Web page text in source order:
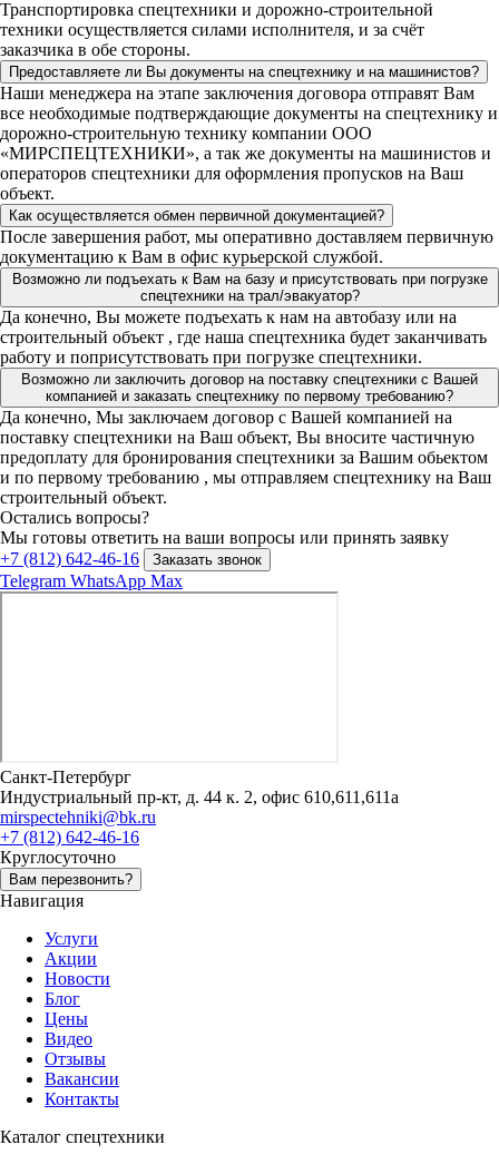
Транспортировка спецтехники и дорожно-строительной
техники осуществляется силами исполнителя, и за счёт
заказчика в обе стороны.
Предоставляете ли Вы документы на спецтехнику и на машинистов?
Наши менеджера на этапе заключения договора отправят Вам
все необходимые подтверждающие документы на спецтехнику и
дорожно-строительную технику компании ООО
«МИРСПЕЦТЕХНИКИ», а так же документы на машинистов и
операторов спецтехники для оформления пропусков на Ваш
объект.
Как осуществляется обмен первичной документацией?
После завершения работ, мы оперативно доставляем первичную
документацию к Вам в офис курьерской службой.
Возможно ли подъехать к Вам на базу и присутствовать при погрузке
спецтехники на трал/эвакуатор?
Да конечно, Вы можете подъехать к нам на автобазу или на
строительный объект , где наша спецтехника будет заканчивать
работу и поприсутствовать при погрузке спецтехники.
Возможно ли заключить договор на поставку спецтехники с Вашей
компанией и заказать спецтехнику по первому требованию?
Да конечно, Мы заключаем договор с Вашей компанией на
поставку спецтехники на Ваш объект, Вы вносите частичную
предоплату для бронирования спецтехники за Вашим обьектом
и по первому требованию , мы отправляем спецтехнику на Ваш
строительный объект.
Остались вопросы?
Мы готовы ответить на ваши вопросы или принять заявку
+7 (812) 642-46-16
Заказать звонок
Telegram WhatsApp Max
Санкт-Петербург
Индустриальный пр-кт, д. 44 к. 2, офис 610,611,611а
mirspectehniki@bk.ru
+7 (812) 642-46-16
Круглосуточно
Вам перезвонить?
Навигация
Услуги
Акции
Новости
Блог
Цены
Видео
Отзывы
Вакансии
Контакты
Каталог спецтехники